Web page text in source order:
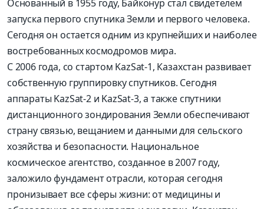
Основанный в 1955 году, Байконур стал свидетелем
запуска первого спутника Земли и первого человека.
Сегодня он остается одним из крупнейших и наиболее
востребованных космодромов мира.
С 2006 года, со стартом KazSat-1, Казахстан развивает
собственную группировку спутников. Сегодня
аппараты KazSat-2 и KazSat-3, а также спутники
дистанционного зондирования Земли обеспечивают
страну связью, вещанием и данными для сельского
хозяйства и безопасности. Национальное
космическое агентство, созданное в 2007 году,
заложило фундамент отрасли, которая сегодня
пронизывает все сферы жизни: от медицины и